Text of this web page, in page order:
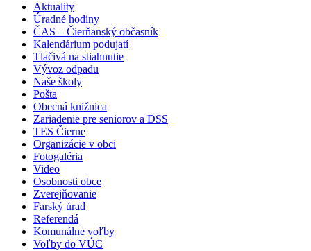
Aktuality
Úradné hodiny
ČAS – Čierňanský občasník
Kalendárium podujatí
Tlačivá na stiahnutie
Vývoz odpadu
Naše školy
Pošta
Obecná knižnica
Zariadenie pre seniorov a DSS
TES Čierne
Organizácie v obci
Fotogaléria
Video
Osobnosti obce
Zverejňovanie
Farský úrad
Referendá
Komunálne voľby
Voľby do VÚC